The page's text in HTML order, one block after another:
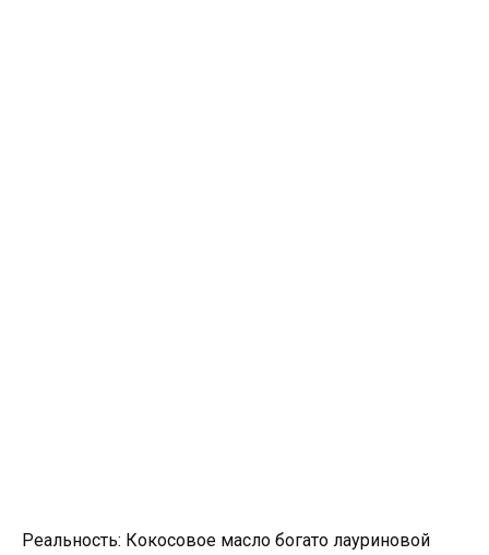
Реальность: Кокосовое масло богато лауриновой